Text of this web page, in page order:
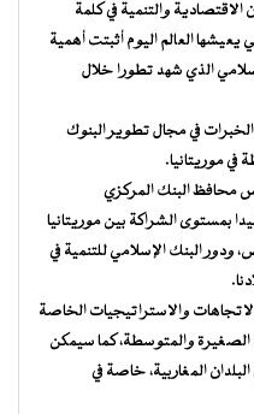
والتنمية في كلمة
يعيشها العالم اليوم أثبتت أهمية
الذي شهد تطورا خلال
الخبرات في مجال تطوير البنوك
في موريتانيا.
محافظ البنك المركزي
بمستوى الشراكة بين موريتانيا
ودور البنك الإسلامي للتنمية في
والاستراتيجيات الخاصة
الصغيرة والمتوسطة، كما سيمكن
المغاربية، خاصة في